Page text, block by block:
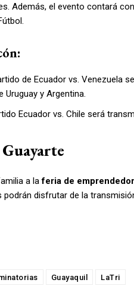
Además, el evento contará
de Ecuador vs. Venezuela
y Argentina.
Ecuador vs. Chile será
a laferia de
disfrutar de la
Guayaquil LaTri